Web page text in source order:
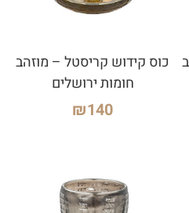
כוס קידוש קריסטל – מוזהב
חומות ירושלים
₪140